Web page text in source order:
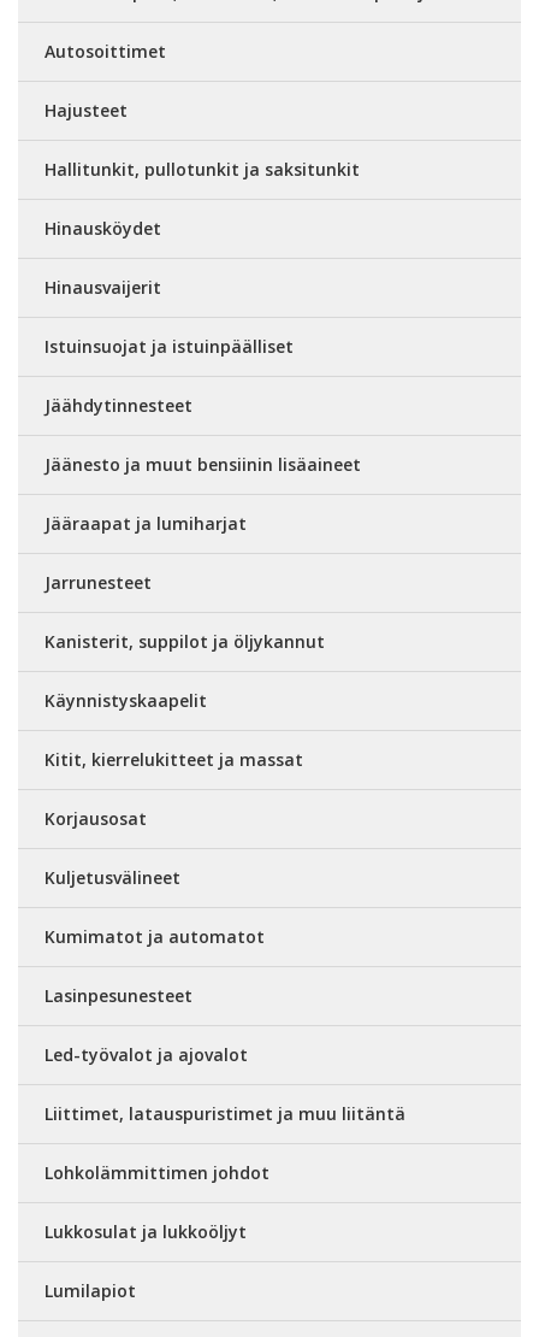
Autosoittimet
Hajusteet
Hallitunkit, pullotunkit ja saksitunkit
Hinausköydet
Hinausvaijerit
Istuinsuojat ja istuinpäälliset
Jäähdytinnesteet
Jäänesto ja muut bensiinin lisäaineet
Jääraapat ja lumiharjat
Jarrunesteet
Kanisterit, suppilot ja öljykannut
Käynnistyskaapelit
Kitit, kierrelukitteet ja massat
Korjausosat
Kuljetusvälineet
Kumimatot ja automatot
Lasinpesunesteet
Led-työvalot ja ajovalot
Liittimet, latauspuristimet ja muu liitäntä
Lohkolämmittimen johdot
Lukkosulat ja lukkoöljyt
Lumilapiot